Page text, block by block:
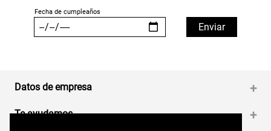
Datos de empresa +
Te ayudamos +